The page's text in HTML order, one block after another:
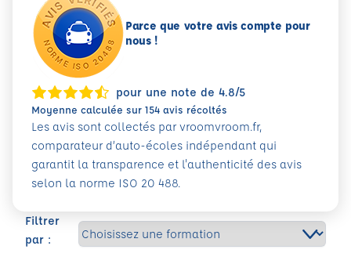
Filtrer
par :
Parce que votre avis compte pour
nous !
pour une note de 4.8/5
Moyenne calculée sur 154 avis récoltés
Les avis sont collectés par vroomvroom.fr,
comparateur d’auto-écoles indépendant qui
garantit la transparence et l'authenticité des avis
selon la norme ISO 20 488.